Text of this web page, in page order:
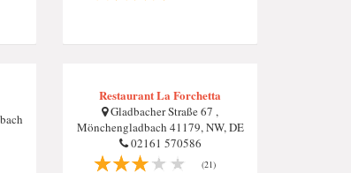
Restaurant La Forchetta
Gladbacher Straße 67 ,
Mönchengladbach 41179, NW, DE
02161 570586
(21)